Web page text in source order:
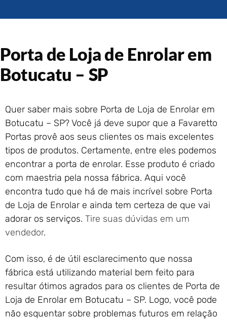
Enrolar em Rio das Ostras –
Enrolar em Queimados – RJ
Portão de Garagem de
Enrolar em Nova Iguaçu – RJ
Portão de Garagem de
Enrolar em Nova Friburgo –
RJ
Porta de Loja de Enrolar em
Botucatu – SP
Quer saber mais sobre Porta de Loja de Enrolar em
Botucatu – SP? Você já deve supor que a Favaretto
Portas provê aos seus clientes os mais excelentes
tipos de produtos. Certamente, entre eles podemos
encontrar a porta de enrolar. Esse produto é criado
com maestria pela nossa fábrica. Aqui você
encontra tudo que há de mais incrível sobre Porta
de Loja de Enrolar e ainda tem certeza de que vai
adorar os serviços. Tire suas dúvidas em um
vendedor.
Com isso, é de útil esclarecimento que nossa
fábrica está utilizando material bem feito para
resultar ótimos agrados para os clientes de Porta de
Loja de Enrolar em Botucatu – SP. Logo, você pode
não esquentar sobre problemas futuros em relação